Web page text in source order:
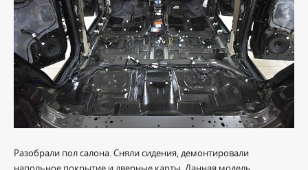
Разобрали пол салона. Сняли сидения, демонтировали